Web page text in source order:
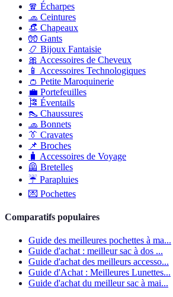
🧣 Écharpes
🧢 Ceintures
👒 Chapeaux
🧤 Gants
📿 Bijoux Fantaisie
🎀 Accessoires de Cheveux
📱 Accessoires Technologiques
👛 Petite Maroquinerie
💼 Portefeuilles
🎏 Éventails
👠 Chaussures
🧢 Bonnets
👔 Cravates
📌 Broches
🧳 Accessoires de Voyage
🦺 Bretelles
☔ Parapluies
💌 Pochettes
Comparatifs populaires
Guide des meilleures pochettes à ma...
Guide d'achat : meilleur sac à dos ...
Guide d'achat des meilleurs accesso...
Guide d'Achat : Meilleures Lunettes...
Guide d'achat du meilleur sac à mai...